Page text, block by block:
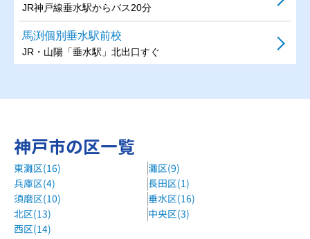
JR神戸線垂水駅からバス20分
馬渕個別垂水駅前校
JR・山陽「垂水駅」北出口すぐ
ブルメール舞多聞近く
JR神戸線 垂水駅、山陽電気鉄道 山陽垂水駅 徒歩1分
まんてん個別垂水駅前教室
垂水駅 徒歩5分
まんてん個別垂水星陵台教室
霞ヶ丘駅 徒歩17分
神戸市の区一覧
東灘区(16)
灘区(9)
兵庫区(4)
長田区(1)
須磨区(10)
垂水区(16)
北区(13)
中央区(3)
西区(14)